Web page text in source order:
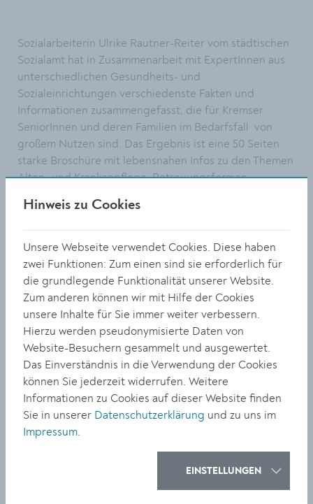
Sozialarbeiterin Ulrike Rautner-Reiter vom städtischen
Sozialamt hat in Zusammenarbeit mit ExpertInnen aus
unterschiedlichen Gesundheits- und
Sozialeinrichtungen verschiedenste Fakten und
Informationen zusammengefasst, die für Kremser
SeniorInnen und deren Familien im Bedarfsfall von
großem Nutzen sind. Das Ergebnis ist eine 50 Seiten
starke Broschüre mit lebensnahen Infos zu den Themen
Alten- und Krankenpflege, Betreuungsformen,
rechtlichen Angelegenheiten.
„Jeder von uns möchte möglichst lange ein
selbstständiges und selbstbestimmtes Leben führen.
Die Broschüre ist deshalb für die älteren Menschen in
unserer Stadt ein sehr praktischer Leitfaden“, sagt
Vizebürgermeisterin Eva Hollerer.
Älter werden in
ist ein österreichweit einzigartiger Ratgeber, der
weit über die Stadtgrenzen hinausstrahlt. Beeindruckt
zeigten sich auch die Landesrätinnen Christiane Teschl-
Hofmeister und Ulrike Königsberger-Ludwig: „Die
Broschüre kommt direkt bei den Menschen an.
Beispielhaft für andere Städte und Gemeinden.“
Die Broschüre „Älter werden in Krems“ liegt kostenfrei
in der Bürgerservicestelle und im Amt für Soziale
Verwaltung im Rathaus Krems auf. Kontakt: Tel.
Hinweis zu Cookies
Unsere Webseite verwendet Cookies. Diese haben
zwei Funktionen: Zum einen sind sie erforderlich für
die grundlegende Funktionalität unserer Website.
Zum anderen können wir mit Hilfe der Cookies
unsere Inhalte für Sie immer weiter verbessern.
Hierzu werden pseudonymisierte Daten von
Website-Besuchern gesammelt und ausgewertet.
Das Einverständnis in die Verwendung der Cookies
können Sie jederzeit widerrufen. Weitere
Informationen zu Cookies auf dieser Website finden
Sie in unserer Datenschutzerklärung und zu uns im
Impressum.
EINSTELLUNGEN